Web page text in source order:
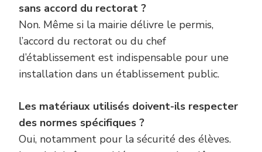
sans accord du rectorat ?
Non. Même si la mairie délivre le permis,
l’accord du rectorat ou du chef
d’établissement est indispensable pour une
installation dans un établissement public.
Les matériaux utilisés doivent-ils respecter
des normes spécifiques ?
Oui, notamment pour la sécurité des élèves.